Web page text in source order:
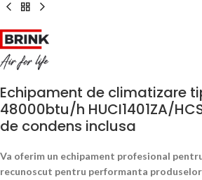
Echipament de climatizare
48000btu/h HUCI1401ZA/
de condens inclusa
Va oferim un echipament profesional
recunoscut pentru performanta